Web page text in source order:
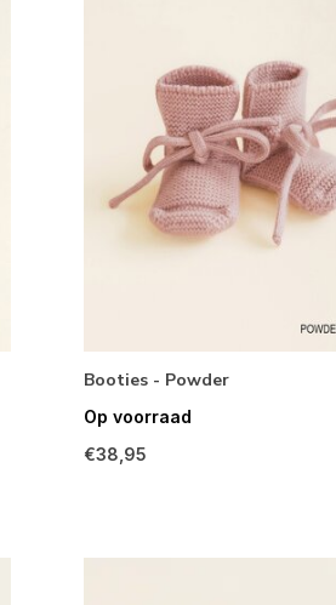
Booties - Powder
Op voorraad
€38,95